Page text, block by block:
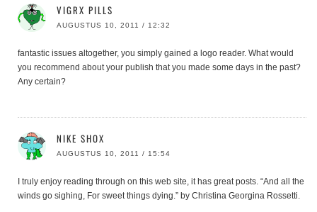
VIGRX PILLS
AUGUSTUS 10, 2011 / 12:32
fantastic issues altogether, you simply gained a logo reader. What would
you recommend about your publish that you made some days in the past?
Any certain?
NIKE SHOX
AUGUSTUS 10, 2011 / 15:54
I truly enjoy reading through on this web site, it has great posts. “And all the
winds go sighing, For sweet things dying.” by Christina Georgina Rossetti.